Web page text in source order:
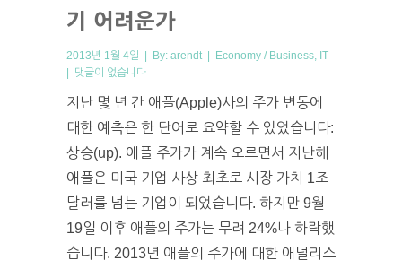
기 어려운가
2013년 1월 4일 | By: arendt | Economy / Business IT
| 댓글이 없습니다
지난 몇 년 간 애플(Apple)사의 주가 변동에
대한 예측은 한 단어로 요약할 수 있었습니다:
상승(up). 애플 주가가 계속 오르면서 지난해
애플은 미국 기업 사상 최초로 시장 가치 1조
달러를 넘는 기업이 되었습니다. 하지만 9월
19일 이후 애플의 주가는 무려 24%나 하락했
습니다. 2013년 애플의 주가에 대한 애널리스